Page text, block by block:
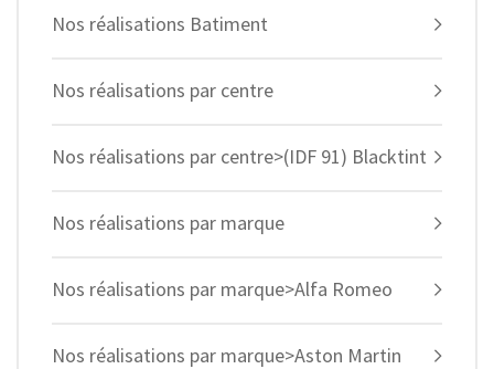
Nos réalisations Batiment
Nos réalisations par centre
Nos réalisations par centre>(IDF 91) Blacktint
Nos réalisations par marque
Nos réalisations par marque>Alfa Romeo
Nos réalisations par marque>Aston Martin